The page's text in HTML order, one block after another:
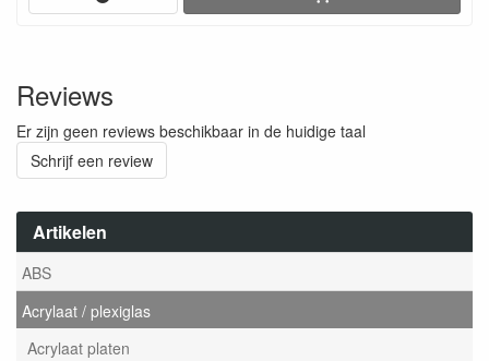
Artikelen
ABS
Acrylaat / plexiglas
Acrylaat platen
Reviews
Er zijn geen reviews beschikbaar in de huidige taal
Schrijf een review